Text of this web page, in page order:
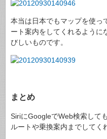
本当は日本でもマップを使っ
ート案内をしてくれるよう
びしいものです。
まとめ
SiriにGoogleでWeb検索して
ルートや乗換案内までしてく